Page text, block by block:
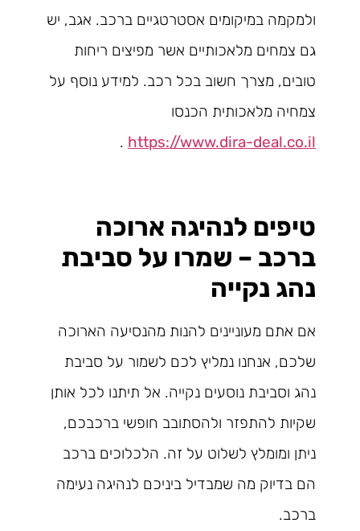
ולמקמה במיקומים אסטרטגיים ברכב. אגב, יש
גם צמחים מלאכותיים אשר מפיצים ריחות
טובים, מצרך חשוב בכל רכב. למידע נוסף על
צמחיה מלאכותית הכנסו
https://www.dira-deal.co.il
.
טיפים לנהיגה ארוכה
ברכב – שמרו על סביבת
נהג נקייה
אם אתם מעוניינים להנות מהנסיעה הארוכה
שלכם, אנחנו נמליץ לכם לשמור על סביבת
נהג וסביבת נוסעים נקייה. אל תיתנו לכל אותן
שקיות להתפזר ולהסתובב חופשי ברכבכם,
ניתן ומומלץ לשלוט על זה. הלכלוכים ברכב
הם בדיוק מה שמבדיל ביניכם לנהיגה נעימה
ברכב.